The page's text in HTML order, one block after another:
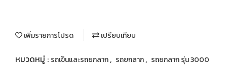
เพิ่มรายการโปรด เปรียบเทียบ
หมวดหมู่ : รถเข็นและรถยกลาก, รถยกลาก, รถยกลาก รุ่น 3000